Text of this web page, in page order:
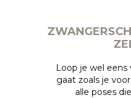
Loop je wel
gaat zoals je
alle poses